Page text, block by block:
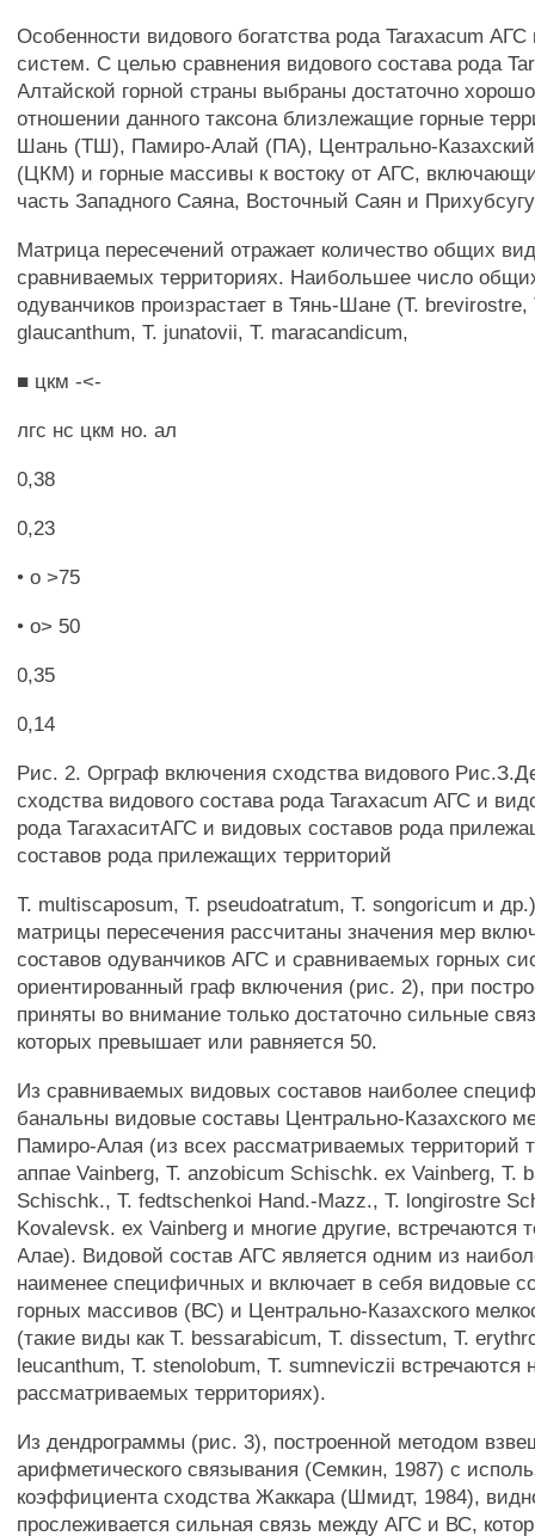
Особенности видового богатства рода Taraxacum АГС
систем. С целью сравнения видового состава рода
Алтайской горной страны выбраны достаточно
отношении данного таксона близлежащие горные
Шань (ТШ), Памиро-Алай (ПА), Центрально-Казахский
(ЦКМ) и горные массивы к востоку от АГС,
часть Западного Саяна, Восточный Саян и
Матрица пересечений отражает количество общих
сравниваемых территориях. Наибольшее число
одуванчиков произрастает в Тянь-Шане (Т.
glaucanthum, Т. junatovii, Т. maracandicum,
■ цкм -<-
лгс нс цкм но. ал
0,38
0,23
• о >75
• о> 50
0,35
0,14
Рис. 2. Орграф включения сходства видового
сходства видового состава рода Taraxacum АГС и
рода ТагахаситАГС и видовых составов рода
составов рода прилежащих территорий
Т. multiscaposum, Т. pseudoatratum, Т. songoricum и
матрицы пересечения рассчитаны значения мер
составов одуванчиков АГС и сравниваемых горных
ориентированный граф включения (рис. 2), при
приняты во внимание только достаточно сильные
которых превышает или равняется 50.
Из сравниваемых видовых составов наиболее
банальны видовые составы Центрально-Казахского
Памиро-Алая (из всех рассматриваемых территорий
аппае Vainberg, Т. anzobicum Schischk. ex Vainberg, Т.
Schischk., Т. fedtschenkoi Hand.-Mazz., T. longirostre
Kovalevsk. ex Vainberg и многие другие, встречаются
Алае). Видовой состав АГС является одним из
наименее специфичных и включает в себя видовые
горных массивов (ВС) и Центрально-Казахского
(такие виды как Т. bessarabicum, Т. dissectum, Т.
leucanthum, Т. stenolobum, Т. sumneviczii встречаются
рассматриваемых территориях).
Из дендрограммы (рис. 3), построенной методом
арифметического связывания (Семкин, 1987) с
коэффициента сходства Жаккара (Шмидт, 1984),
прослеживается сильная связь между АГС и ВС,